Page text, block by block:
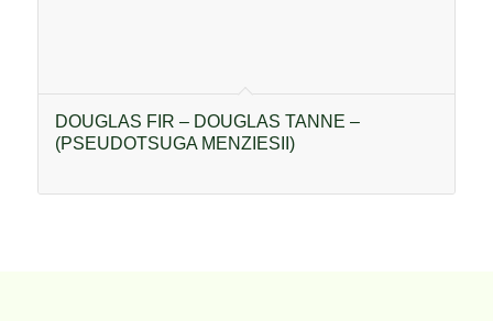
DOUGLAS FIR – DOUGLAS TANNE –
(PSEUDOTSUGA MENZIESII)